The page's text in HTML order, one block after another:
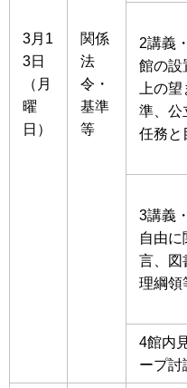
3月1
3日
（月
曜
日）
関係
法
令・
基準
等
2講義
館の設
上の
準、公
任務と
3講義
自由に
言、図
理綱領
4館内
ープ討